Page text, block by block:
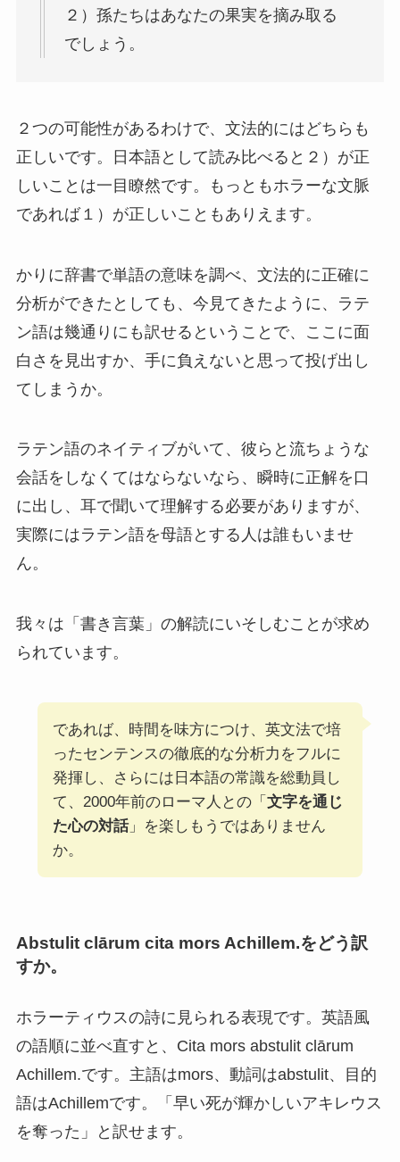
２）孫たちはあなたの果実を摘み取る
でしょう。
２つの可能性があるわけで、文法的にはどちらも
正しいです。日本語として読み比べると２）が正
しいことは一目瞭然です。もっともホラーな文脈
であれば１）が正しいこともありえます。
かりに辞書で単語の意味を調べ、文法的に正確に
分析ができたとしても、今見てきたように、ラテ
ン語は幾通りにも訳せるということで、ここに面
白さを見出すか、手に負えないと思って投げ出し
てしまうか。
ラテン語のネイティブがいて、彼らと流ちょうな
会話をしなくてはならないなら、瞬時に正解を口
に出し、耳で聞いて理解する必要がありますが、
実際にはラテン語を母語とする人は誰もいませ
ん。
我々は「書き言葉」の解読にいそしむことが求め
られています。
であれば、時間を味方につけ、英文法で培
ったセンテンスの徹底的な分析力をフルに
発揮し、さらには日本語の常識を総動員し
て、2000年前のローマ人との「 文字を通じ
た心の対話」を楽しもうではありません
か。
Abstulit clārum cita mors Achillem.をどう訳
すか。
ホラーティウスの詩に見られる表現です。英語風
の語順に並べ直すと、Cita mors abstulit clārum
Achillem.です。主語はmors、動詞はabstulit、目的
語はAchillemです。「早い死が輝かしいアキレウス
を奪った」と訳せます。